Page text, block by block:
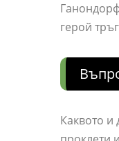
герой
Каквото и